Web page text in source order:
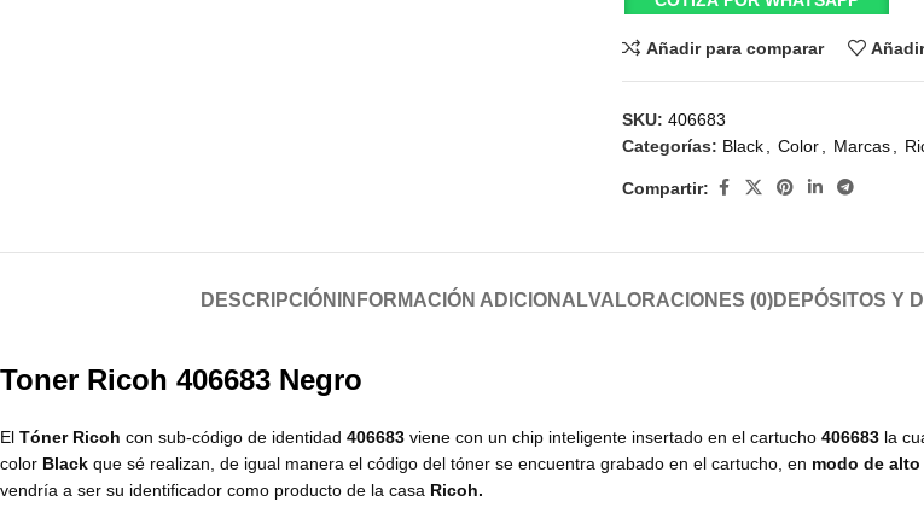
Añadir para comparar
SKU:406683
Categorías: Black Color Marcas
Compartir:
DESCRIPCIÓN INFORMACIÓN ADICIONALVALORACIONES (0)DEPÓSITOS Y
Toner Ricoh 406683 Negro
El Tóner Ricoh con sub-código de identidad 406683 viene con un chip inteligente insertado en el cartucho 406683 la
color Black que sé realizan, de igual manera el código del tóner se encuentra grabado en el cartucho, en modo de
vendría a ser su identificador como producto de la casa Ricoh.